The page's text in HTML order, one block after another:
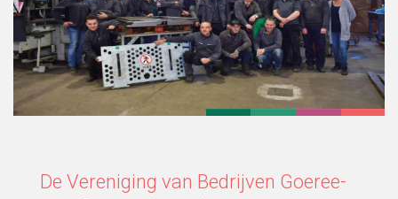
De Vereniging van Bedrijven Goeree-